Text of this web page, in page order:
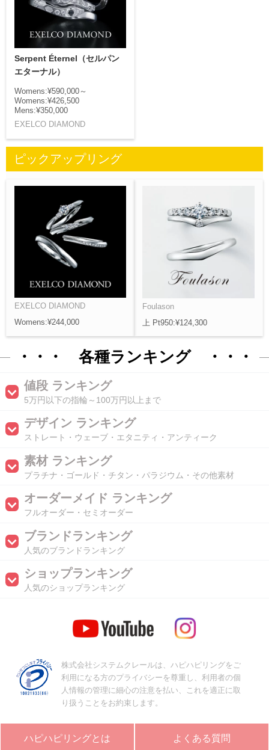
Serpent Éternel（セルパン
エターナル）
Womens:¥590,000～
Womens:¥426,500
Mens:¥350,000
EXELCO DIAMOND
ピックアップリング
EXELCO DIAMOND
Womens:¥244,000
Foulason
上 Pt950:¥124,300
・・・ 各種ランキング ・・・
値段 ランキング
5万円以下の指輪～100万円以上まで
デザイン ランキング
ストレート・ウェーブ・エタニティ・アンティーク
素材 ランキング
プラチナ・ゴールド・チタン・パラジウム・その他素材
オーダーメイド ランキング
フルオーダー・セミオーダー
ブランドランキング
人気のブランドランキング
ショップランキング
人気のショップランキング
株式会社システムクレールは、ハピハピリングをご
利用になる方のプライバシーを尊重し、利用者の個
人情報の管理に細心の注意を払い、これを適正に取
り扱うことをお約束します。
ハピハピリングとは よくある質問